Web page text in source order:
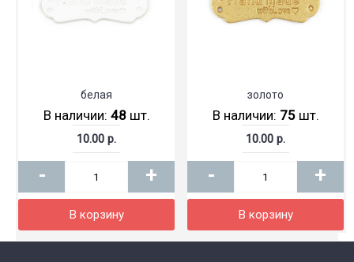
белая
В наличии: 48шт.
10.00 р.
- +
В корзину
золото
В наличии: 75шт.
10.00 р.
- +
В корзину